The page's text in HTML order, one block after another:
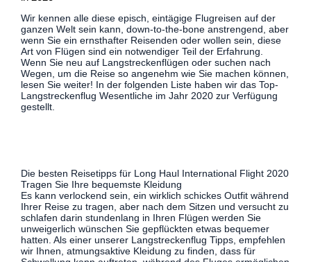
Wir kennen alle diese episch, eintägige Flugreisen auf der
ganzen Welt sein kann, down-to-the-bone anstrengend, aber
wenn Sie ein ernsthafter Reisenden oder wollen sein, diese
Art von Flügen sind ein notwendiger Teil der Erfahrung.
Wenn Sie neu auf Langstreckenflügen oder suchen nach
Wegen, um die Reise so angenehm wie Sie machen können,
lesen Sie weiter! In der folgenden Liste haben wir das Top-
Langstreckenflug Wesentliche im Jahr 2020 zur Verfügung
gestellt.
Die besten Reisetipps für Long Haul International Flight 2020
Tragen Sie Ihre bequemste Kleidung
Es kann verlockend sein, ein wirklich schickes Outfit während
Ihrer Reise zu tragen, aber nach dem Sitzen und versucht zu
schlafen darin stundenlang in Ihren Flügen werden Sie
unweigerlich wünschen Sie gepflückten etwas bequemer
hatten. Als einer unserer Langstreckenflug Tipps, empfehlen
wir Ihnen, atmungsaktive Kleidung zu finden, dass für